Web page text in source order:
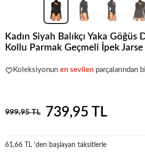
Kadın Siyah Balıkçı Yaka
Kollu Parmak Geçmeli İpek
Popüler seçim! Gardırobunuz için
Koleksiyonun en sevilen parçalarından
999,95 TL 739,95 TL
61,66 TL 'den başlayan taksitlerle